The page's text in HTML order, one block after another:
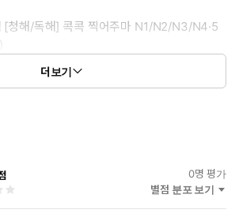
[청해/독해] 콕콕 찍어주마 N1/N2/N3/N4·5
어통번역과 석사 졸업
영위원
다외국어학원 등 강의 경력 20년
원 원장
더보기
0명 평가
별점 분포 보기